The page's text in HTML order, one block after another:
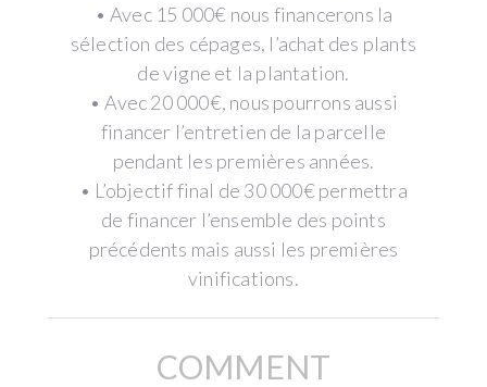
• Avec 15 000€ nous financerons la
sélection des cépages, l’achat des plants
de vigne et la plantation.
• Avec 20 000€, nous pourrons aussi
financer l’entretien de la parcelle
pendant les premières années.
• L’objectif final de 30 000€ permettra
de financer l’ensemble des points
précédents mais aussi les premières
vinifications.
COMMENT